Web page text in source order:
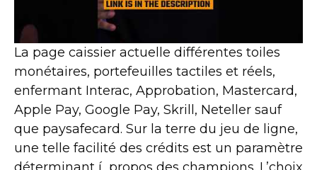
La page caissier actuelle différentes toiles
monétaires, portefeuilles tactiles et réels,
enfermant Interac, Approbation, Mastercard,
Apple Pay, Google Pay, Skrill, Neteller sauf
que paysafecard. Sur la terre du jeu de ligne,
une telle facilité des crédits est un paramètre